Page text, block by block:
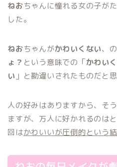
ねおちゃんに憧れる女の子が
した。
ねおちゃんがかわいくない、
ょ？ という意味での「かわい
い 」と勘違いされたものだと
人の好みはありますから、そ
ますが、万人に好かれるのは
回はかわいいが圧倒的という